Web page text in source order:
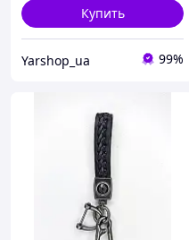
Купить
Yarshop_ua 99%